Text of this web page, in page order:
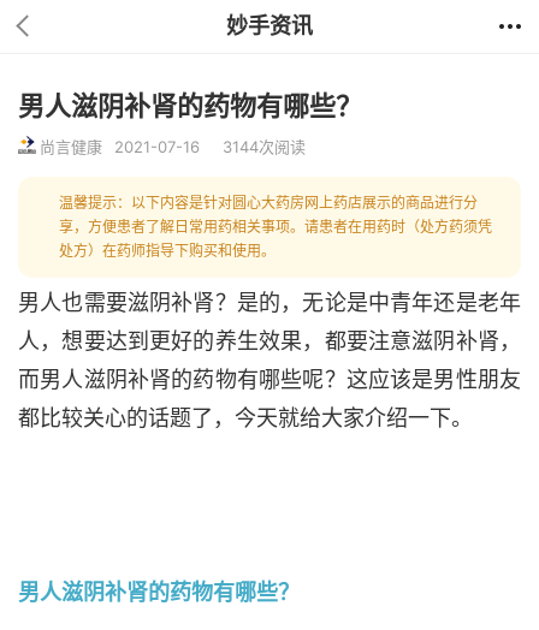
妙手资讯
男人滋阴补肾的药物有哪些？
尚言健康 2021-07-16 3144次阅读
温馨提示：以下内容是针对圆心大药房网上药店展示的商品进行分
享，方便患者了解日常用药相关事项。请患者在用药时（处方药须凭
处方）在药师指导下购买和使用。
男人也需要滋阴补肾？是的，无论是中青年还是老年
人，想要达到更好的养生效果，都要注意滋阴补肾，
而男人滋阴补肾的药物有哪些呢？这应该是男性朋友
都比较关心的话题了，今天就给大家介绍一下。
男人滋阴补肾的药物有哪些？